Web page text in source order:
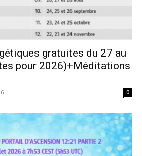
gratuites du 27 au
pour 2026)+Méditations
0